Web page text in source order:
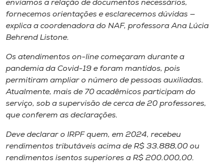
Rádio
Museu
Unoesc
Store
o idioma
enviamos a relação de documentos necessários,
fornecemos orientações e esclarecemos dúvidas —
explica a coordenadora do NAF, professora Ana Lúcia
Behrend Listone.
Os atendimentos on-line começaram durante a
pandemia da Covid-19 e foram mantidos, pois
permitiram ampliar o número de pessoas auxiliadas.
Atualmente, mais de 70 acadêmicos participam do
serviço, sob a supervisão de cerca de 20 professores,
que conferem as declarações.
Deve declarar o IRPF quem, em 2024, recebeu
rendimentos tributáveis acima de R$ 33.888,00 ou
rendimentos isentos superiores a R$ 200.000,00.